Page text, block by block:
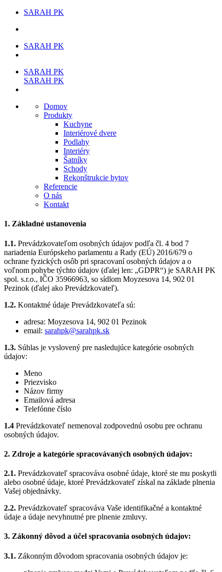
SARAH PK
SARAH PK
SARAH PK
SARAH PK
Domov
Produkty
Kuchyne
Interiérové dvere
Podlahy
Interiéry
Šatníky
Schody
Rekonštrukcie bytov
Referencie
O nás
Kontakt
1. Základné ustanovenia
1.1. Prevádzkovateľom osobných údajov podľa čl. 4 bod 7
nariadenia Európskeho parlamentu a Rady (EÚ) 2016/679 o
ochrane fyzických osôb pri spracovaní osobných údajov a o
voľnom pohybe týchto údajov (ďalej len: „GDPR“) je SARAH PK
spol. s.r.o., IČO 35966963, so sídlom Moyzesova 14, 902 01
Pezinok (ďalej ako Prevádzkovateľ).
1.2. Kontaktné údaje Prevádzkovateľa sú:
adresa: Moyzesova 14, 902 01 Pezinok
email: sarahpk@sarahpk.sk
1.3. Súhlas je vyslovený pre nasledujúce kategórie osobných
údajov:
Meno
Priezvisko
Názov firmy
Emailová adresa
Telefónne číslo
1.4 Prevádzkovateľ nemenoval zodpovednú osobu pre ochranu
osobných údajov.
2. Zdroje a kategórie spracovávaných osobných údajov:
2.1. Prevádzkovateľ spracováva osobné údaje, ktoré ste mu poskytli
alebo osobné údaje, ktoré Prevádzkovateľ získal na základe plnenia
Vašej objednávky.
2.2. Prevádzkovateľ spracováva Vaše identifikačné a kontaktné
údaje a údaje nevyhnutné pre plnenie zmluvy.
3. Zákonný dôvod a účel spracovania osobných údajov:
3.1. Zákonným dôvodom spracovania osobných údajov je: